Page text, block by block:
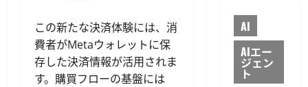
この新たな決済体験には、消
費者がMetaウォレットに保
存した決済情報が活用されま
す。購買フローの基盤には
AI
AIエー
ジェン
ト